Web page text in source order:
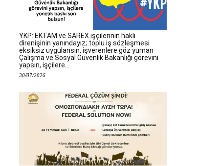
YKP: EKTAM ve SAREX işçilerinin haklı
direnişinin yanındayız; toplu iş sözleşmesi
eksiksiz uygulansın, işverenlere göz yuman
Çalışma ve Sosyal Güvenlik Bakanlığı görevini
yapsın, işçilere...
30/07/2026